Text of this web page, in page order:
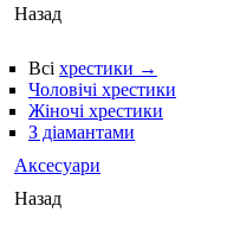
Назад
Всі хрестики →
Чоловічі хрестики
Жіночі хрестики
З діамантами
Аксесуари
Назад